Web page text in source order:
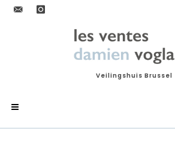
Veilingshuis Brussel